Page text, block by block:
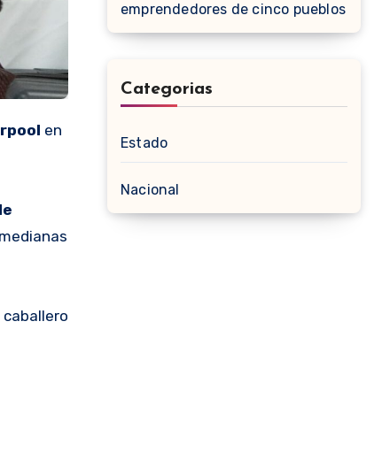
en
emprendedores de cinco pueblos
Categorias
Estado
Nacional